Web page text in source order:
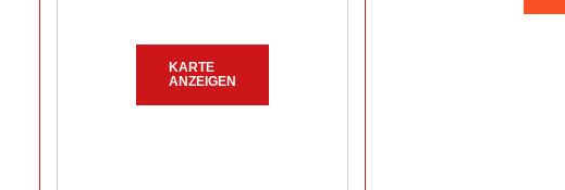
KARTE
ANZEIGEN